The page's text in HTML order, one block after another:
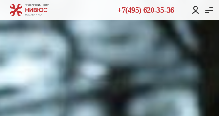
+7(495) 620-35-36